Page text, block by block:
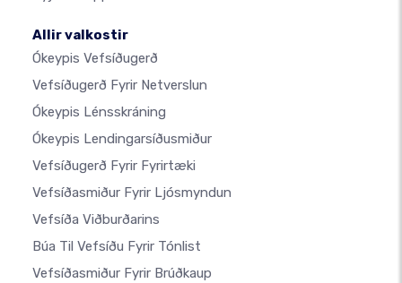
Allir valkostir
Ókeypis Vefsíðugerð
Vefsíðugerð Fyrir Netverslun
Ókeypis Lénsskráning
Ókeypis Lendingarsíðusmiður
Vefsíðugerð Fyrir Fyrirtæki
Vefsíðasmiður Fyrir Ljósmyndun
Vefsíða Viðburðarins
Búa Til Vefsíðu Fyrir Tónlist
Vefsíðasmiður Fyrir Brúðkaup